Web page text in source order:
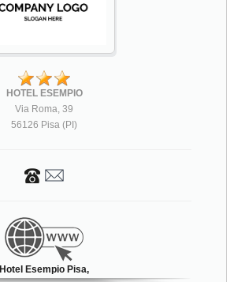
HOTEL ESEMPIO
Via Roma, 39
56126 Pisa (PI)
Hotel Esempio Pisa,